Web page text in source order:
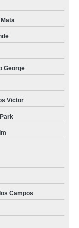
George
Victor
Campos